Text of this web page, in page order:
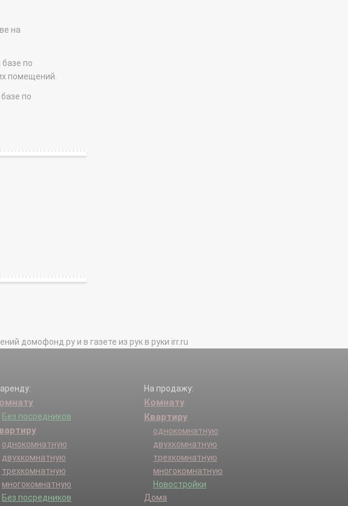
на
по
помещений.
по
домофонд.ру и в газете из рук в руки irr.ru
Без посредников
однокомнатную
двухкомнатную
трехкомнатную
многокомнатную
Без посредников
На продажу:
Комнату
Квартиру
однокомнатную
двухкомнатную
трехкомнатную
многокомнатную
Новостройки
Дома